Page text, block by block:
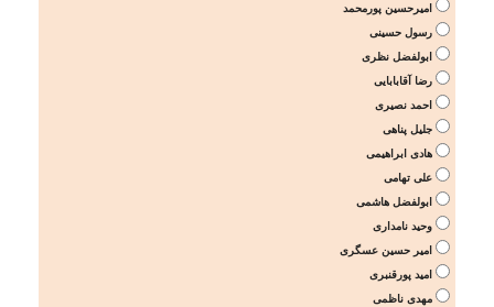
امیرحسین پورمحمد
رسول حسینی
ابولفضل نظری
رضا آقابابایی
احمد نصیری
جلیل پناهی
هادی ابراهیمی
علی تهامی
ابولفضل هاشمی
وحید نامداری
امیر حسین عسگری
امید پورقنبری
مهدی ناظمی